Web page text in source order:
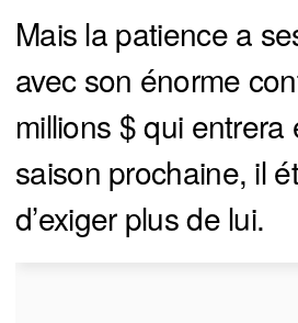
Mais la patience a
avec son énorme
millions $ qui entrera
saison prochaine, il
d’exiger plus de lui.